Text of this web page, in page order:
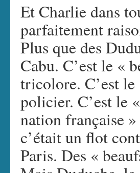
Et Charlie dans
parfaitement
Plus que des
Cabu. C’est le «
tricolore. C’est
policier. C’est le
nation française
c’était un flot
Paris. Des «